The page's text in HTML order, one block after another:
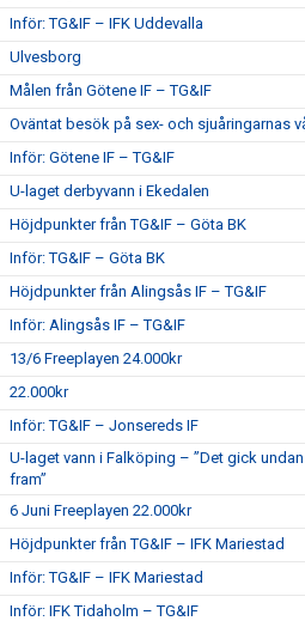
Inför: TG&IF – IFK Uddevalla
Ulvesborg
Målen från Götene IF – TG&IF
Oväntat besök på sex- och sjuåringarnas
Inför: Götene IF – TG&IF
U-laget derbyvann i Ekedalen
Höjdpunkter från TG&IF – Göta BK
Inför: TG&IF – Göta BK
Höjdpunkter från Alingsås IF – TG&IF
Inför: Alingsås IF – TG&IF
13/6 Freeplayen 24.000kr
22.000kr
Inför: TG&IF – Jonsereds IF
U-laget vann i Falköping – ”Det gick
fram”
6 Juni Freeplayen 22.000kr
Höjdpunkter från TG&IF – IFK Mariestad
Inför: TG&IF – IFK Mariestad
Inför: IFK Tidaholm – TG&IF